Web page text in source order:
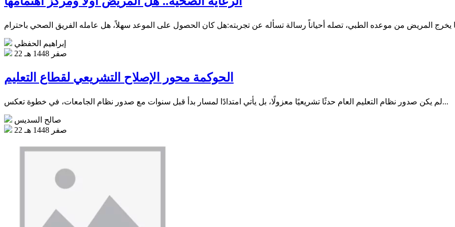
إبراهيم الحفظي
22 صفر 1448 هـ
الحوكمة محور الإصلاح التشريعي لقطاع التعليم
لم يكن صدور نظام التعليم العام حدثًا تشريعيًا معزولًا، بل يأتي امتدادًا لمسار بدأ قبل سنوات مع صدور نظام الجامعات، في خطوة تعكس...
صالح السديس
22 صفر 1448 هـ